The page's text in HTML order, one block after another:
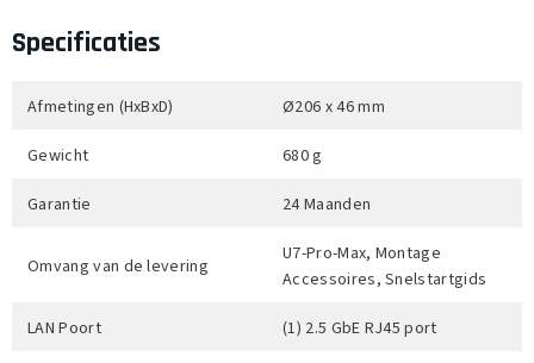
Specificaties
Afmetingen (HxBxD) Ø206 x 46 mm
Gewicht 680 g
Garantie 24 Maanden
Omvang van de levering
U7-Pro-Max, Montage
Accessoires, Snelstartgids
LAN Poort (1) 2.5 GbE RJ45 port